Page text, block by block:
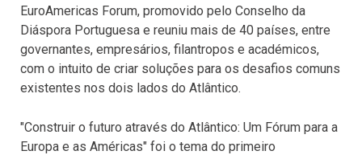
EuroAmericas Forum, promovido pelo Conselho da
Diáspora Portuguesa e reuniu mais de 40 países, entre
governantes, empresários, filantropos e académicos,
com o intuito de criar soluções para os desafios comuns
existentes nos dois lados do Atlântico.
"Construir o futuro através do Atlântico: Um Fórum para a
Europa e as Américas" foi o tema do primeiro